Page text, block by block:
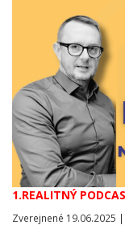
1.REALITNÝ
Zverejnené 19.06.2025 |